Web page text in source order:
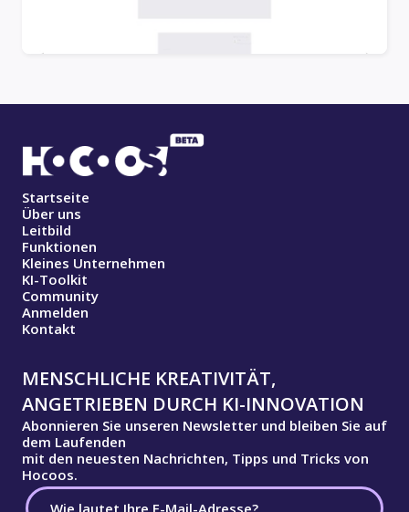
Startseite
Über uns
Leitbild
Funktionen
Kleines Unternehmen
KI-Toolkit
Community
Anmelden
Kontakt
MENSCHLICHE KREATIVITÄT,
ANGETRIEBEN DURCH KI-INNOVATION
Abonnieren Sie unseren Newsletter und bleiben Sie auf
dem Laufenden
mit den neuesten Nachrichten, Tipps und Tricks von
Hocoos.